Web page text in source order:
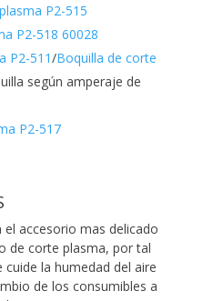
P2-515
P2-518 60028
P2-511/Boquilla de corte
según amperaje de
P2-517
accesorio mas delicado
de corte plasma, por tal
la humedad del aire
de los consumibles a